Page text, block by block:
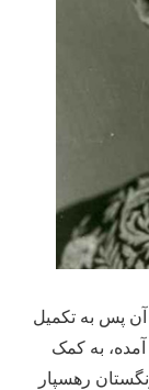
آن پس به تکمیل
به کمک
رهسپار